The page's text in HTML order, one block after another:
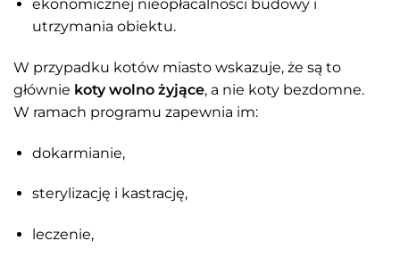
ekonomicznej nieopłacalności budowy i
utrzymania obiektu.
W przypadku kotów miasto wskazuje, że są to
głównie koty wolno żyjące, a nie koty bezdomne.
W ramach programu zapewnia im:
dokarmianie,
sterylizację i kastrację,
leczenie,